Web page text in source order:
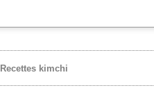
Recettes kimchi